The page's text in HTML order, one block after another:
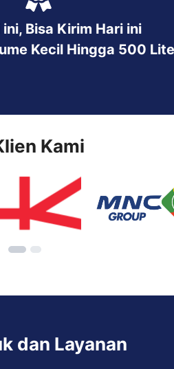
ini, Bisa Kirim Hari ini
Kecil Hingga 500
Kami
dan Layanan